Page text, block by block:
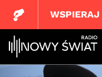
WSPIERAJ